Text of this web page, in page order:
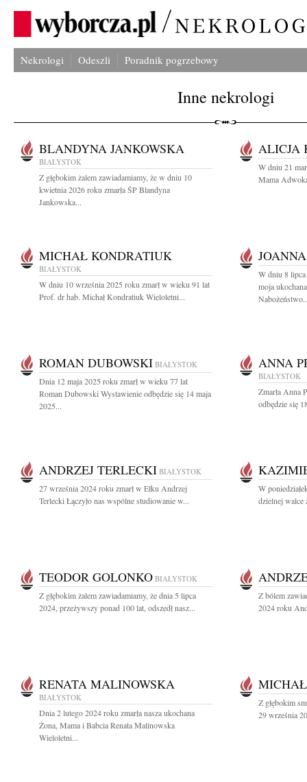
Nekrologi Odeszli Poradnik pogrzebowy
Inne nekrologi
BLANDYNA JANKOWSKA
BIAŁYSTOK
Z głębokim żalem zawiadamiamy, że w dniu 10
kwietnia 2026 roku zmarła ŚP Blandyna
Jankowska...
ALICJA
W dniu 21
Mama
MICHAŁ KONDRATIUK
BIAŁYSTOK
W dniu 10 września 2025 roku zmarł w wieku 91 lat
Prof. dr hab. Michał Kondratiuk Wieloletni...
W dniu 8
moja
ROMAN DUBOWSKI BIAŁYSTOK
Dnia 12 maja 2025 roku zmarł w wieku 77 lat
Roman Dubowski Wystawienie odbędzie się 14 maja
2025...
ANNA
BIAŁYSTOK
Zmarła Anna
odbędzie się
ANDRZEJ TERLECKI BIAŁYSTOK
27 września 2024 roku zmarł w Ełku Andrzej
Terlecki Łączyło nas wspólne studiowanie w...
W
dzielnej walce
TEODOR GOLONKO BIAŁYSTOK
Z głębokim żalem zawiadamiamy, że dnia 5 lipca
2024, przeżywszy ponad 100 lat, odszedł nasz...
Z bólem
2024 roku
RENATA MALINOWSKA
BIAŁYSTOK
Dnia 2 lutego 2024 roku zmarła nasza ukochana
Żona, Mama i Babcia Renata Malinowska
Wieloletni...
Z głębokim
29 września